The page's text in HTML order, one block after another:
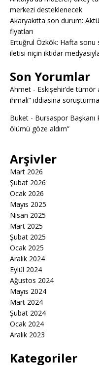
merkezi desteklenecek
Akaryakıtta son durum:
fiyatları
Ertuğrul Özkök: Hafta sonu
iletisi niçin iktidar
Son Yorumlar
Ahmet - Eskişehir’de
ihmali” iddiasına soruşturma
Buket - Bursaspor Başkanı
ölümü göze aldım”
Arşivler
Mart 2026
Şubat 2026
Ocak 2026
Mayıs 2025
Nisan 2025
Mart 2025
Şubat 2025
Ocak 2025
Aralık 2024
Eylül 2024
Ağustos 2024
Mayıs 2024
Mart 2024
Şubat 2024
Ocak 2024
Aralık 2023
Kategoriler